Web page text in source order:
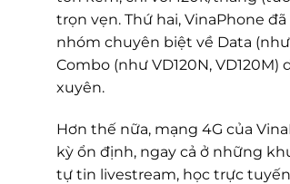
trọn vẹn. Thứ hai, VinaPhone
nhóm chuyên biệt về Data
Combo (như VD120N,
xuyên.
Hơn thế nữa, mạng 4G của
kỳ ổn định, ngay cả ở những
tự tin livestream, học trực